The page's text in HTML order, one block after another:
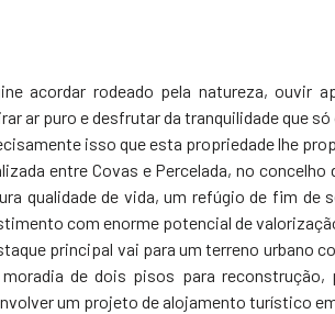
acordar rodeado pela natureza, ouvir
ar puro e desfrutar da tranquilidade que
isso que esta propriedade lhe
entre Covas e Percelada, no
qualidade de vida, um refúgio de fim
com enorme potencial de
principal vai para um terreno urbano
de dois pisos para
um projeto de alojamento turístico